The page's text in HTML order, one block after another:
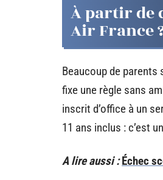
À partir de
Air France
Beaucoup de parents
fixe une règle sans
inscrit d’office à un
11 ans inclus : c’est
A lire aussi : Échec